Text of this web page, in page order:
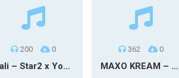
200 0
Cali – Star2 x Young Henny
362 0
MAXO KREAM – 6 MONTHS CLEAN